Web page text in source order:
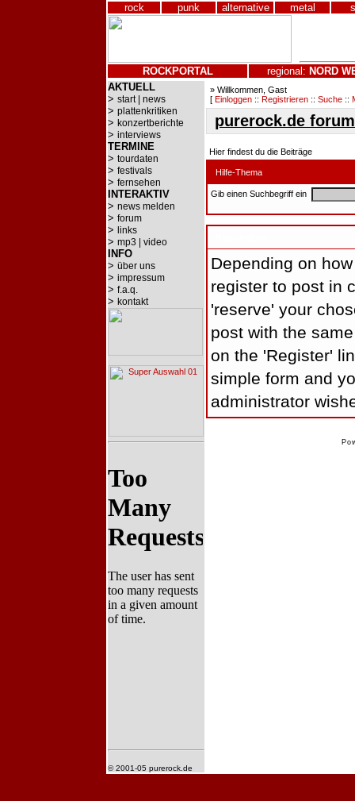
rock punk alternative metal
ROCKPORTAL regional: NORD
AKTUELL
> start | news
> plattenkritiken
> konzertberichte
> interviews
TERMINE
> tourdaten
> festivals
> fernsehen
INTERAKTIV
> news melden
> forum
> links
> mp3 | video
INFO
> über uns
> impressum
> f.a.q.
> kontakt
© 2001-05 purerock.de
» Willkommen, Gast
[ Einloggen :: Registrieren :: Suche ::
purerock.de forum
Hier findest du die Beiträge
Hilfe-Thema
Gib einen Suchbegriff ein
Depending on
register to post in
'reserve' your
post with the
on the 'Register'
simple form and
administrator